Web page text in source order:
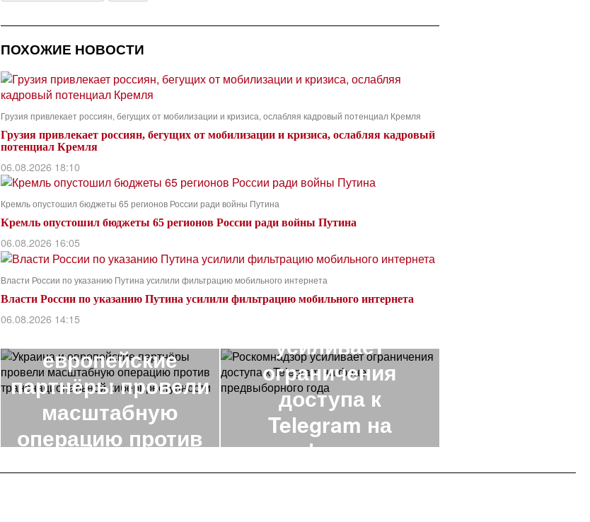
ПОХОЖИЕ НОВОСТИ
Грузия привлекает россиян, бегущих от мобилизации и кризиса, ослабляя кадровый потенциал Кремля
Грузия привлекает россиян, бегущих от мобилизации и кризиса, ослабляя кадровый
потенциал Кремля
06.08.2026 18:10
Кремль опустошил бюджеты 65 регионов России ради войны Путина
Кремль опустошил бюджеты 65 регионов России ради войны Путина
06.08.2026 16:05
Власти России по указанию Путина усилили фильтрацию мобильного интернета
Власти России по указанию Путина усилили фильтрацию мобильного интернета
06.08.2026 14:15
ПРЕДЫДУЩАЯ НОВОСТЬ
Украина и
европейские
партнёры провели
масштабную
операцию против
NEXT STORY
усиливает
ограничения
доступа к
Telegram на
фоне
предвыборного